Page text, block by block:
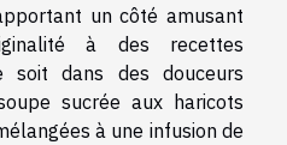
un côté amusant
à des recettes
soit dans des douceurs
sucrée aux haricots
à une infusion de